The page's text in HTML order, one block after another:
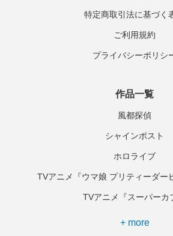
特定商取引法に基づく
ご利用規約
プライバシーポリシ
作品一覧
風都探偵
シャインポスト
ホロライブ
TVアニメ『ウマ娘 プリティーダー
TVアニメ『スーパーカ
+ more